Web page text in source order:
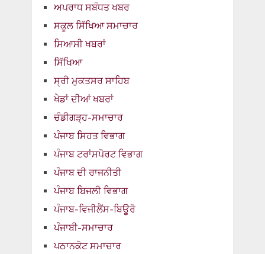
ਅਪਰਾਧ ਸਬੰਧਤ ਖਬਰ
ਸਕੂਲ ਸਿੱਖਿਆ ਸਮਾਚਾਰ
ਸਿਆਸੀ ਖਬਰਾਂ
ਸਿੱਖਿਆ
ਸ੍ਰੀ ਮੁਕਤਸਰ ਸਾਹਿਬ
ਖੇਡਾਂ ਦੀਆਂ ਖਬਰਾਂ
ਚੰਡੀਗੜ੍ਹ-ਸਮਾਚਾਰ
ਪੰਜਾਬ ਸਿਹਤ ਵਿਭਾਗ
ਪੰਜਾਬ ਟਰਾਂਸਪੋਰਟ ਵਿਭਾਗ
ਪੰਜਾਬ ਦੀ ਰਾਜਨੀਤੀ
ਪੰਜਾਬ ਬਿਜਲੀ ਵਿਭਾਗ
ਪੰਜਾਬ-ਵਿਜੀਲੈਂਸ-ਬਿਊਰੋ
ਪੰਜਾਬੀ-ਸਮਾਚਾਰ
ਪਠਾਨਕੋਟ ਸਮਾਚਾਰ